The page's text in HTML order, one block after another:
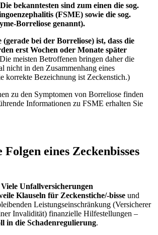
Die bekanntesten sind zum einen die sog.
(FSME) sowie die sog.
Borreliose genannt).
(gerade bei der Borreliose) ist, dass die
erst Wochen oder Monate später
Die meisten Betroffenen bringen daher die
nicht in den Zusammenhang eines
korrekte Bezeichnung ist Zeckenstich.)
zu den Symptomen von Borreliose finden
Informationen zu FSME erhalten Sie
eines Zeckenbisses
Viele Unfallversicherungen
Klauseln für Zeckenstiche/-bisse und
Leistungseinschränkung (Versicherer
Invalidität) finanzielle Hilfestellungen –
in die Schadenregulierung.